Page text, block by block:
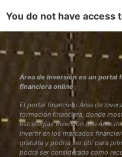
You do not have access
Área de Inversión es un portal
financiera online
El portal financiero Área de
formación financiera, donde
estrategias inversión que Área
invertir en los mercados
gratuita y podría ser útil para
podrá ser considerada como